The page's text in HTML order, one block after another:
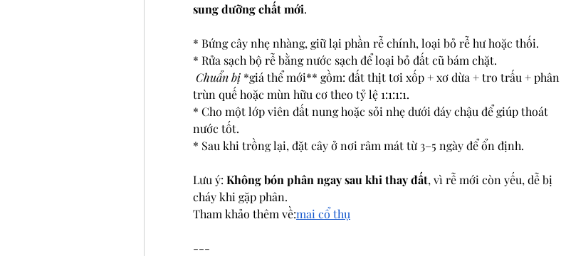
sung dưỡng chất mới.
* Bứng cây nhẹ nhàng, giữ lại phần rễ chính, loại bỏ rễ hư hoặc thối.
* Rửa sạch bộ rễ bằng nước sạch để loại bỏ đất cũ bám chặt.
Chuẩn bị *giá thể mới** gồm: đất thịt tơi xốp + xơ dừa + tro trấu + phân
trùn quế hoặc mùn hữu cơ theo tỷ lệ 1:1:1:1.
* Cho một lớp viên đất nung hoặc sỏi nhẹ dưới đáy chậu để giúp thoát
nước tốt.
* Sau khi trồng lại, đặt cây ở nơi râm mát từ 3–5 ngày để ổn định.
Lưu ý: Không bón phân ngay sau khi thay đất, vì rễ mới còn yếu, dễ bị
cháy khi gặp phân.
Tham khảo thêm về:mai cổ thụ
---